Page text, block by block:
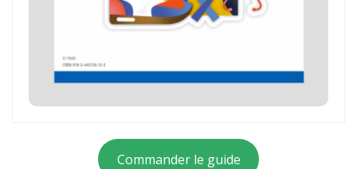
Commander le guide